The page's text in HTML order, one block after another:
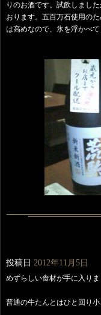
りのお酒です。試飲しまし
おります。五百万石使用の
は高めなので、氷を浮かべ
投稿日 2012年11月5日
めずらしい食材が手に入り
普通の牛たんとはひと回り小